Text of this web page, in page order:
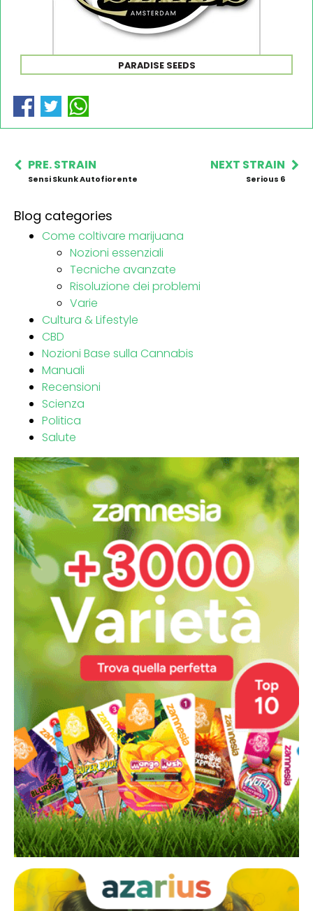
PARADISE SEEDS
PRE. STRAIN
Sensi Skunk Autofiorente
NEXT STRAIN
Serious 6
Blog categories
Come coltivare marijuana
Nozioni essenziali
Tecniche avanzate
Risoluzione dei problemi
Varie
Cultura & Lifestyle
CBD
Nozioni Base sulla Cannabis
Manuali
Recensioni
Scienza
Politica
Salute